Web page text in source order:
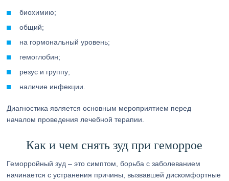
биохимию;
общий;
на гормональный уровень;
гемоглобин;
резус и группу;
наличие инфекции.
Диагностика является основным мероприятием перед
началом проведения лечебной терапии.
Как и чем снять зуд при геморрое
Геморройный зуд – это симптом, борьба с заболеванием
начинается с устранения причины, вызвавшей дискомфортные